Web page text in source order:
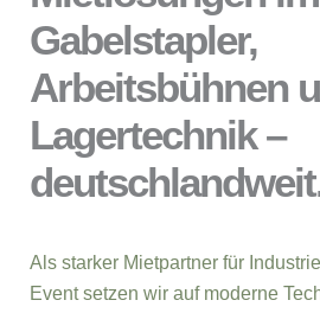
Gabelstapler,
Arbeitsbühnen
Lagertechnik –
Als starker Mietpartner für
Event setzen wir auf moderne